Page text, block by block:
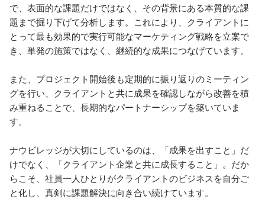
で、表面的な課題だけではなく、その背景にある本質的な課
題まで掘り下げて分析します。これにより、クライアントに
とって最も効果的で実行可能なマーケティング戦略を立案で
き、単発の施策ではなく、継続的な成果につなげています。
また、プロジェクト開始後も定期的に振り返りのミーティン
グを行い、クライアントと共に成果を確認しながら改善を積
み重ねることで、長期的なパートナーシップを築いていま
す。
ナウビレッジが大切にしているのは、「成果を出すこと」だ
けでなく、「クライアント企業と共に成長すること」。だか
らこそ、社員一人ひとりがクライアントのビジネスを自分ご
と化し、真剣に課題解決に向き合い続けています。